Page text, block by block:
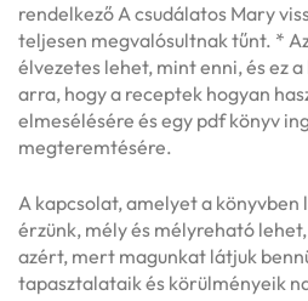
rendelkező A csudálatos Mary
teljesen megvalósultnak tűnt. *
élvezetes lehet, mint enni, és ez
arra, hogy a receptek hogyan
elmesélésére és egy pdf könyv
megteremtésére.
A kapcsolat, amelyet a könyvben
érzünk, mély és mélyreható
azért, mert magunkat látjuk
tapasztalataik és körülményeik